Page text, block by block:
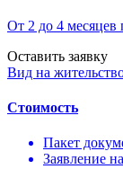
От 2 до 4 месяцев
Оставить заявку
Вид на
Стоимость
Пакет
Заявление